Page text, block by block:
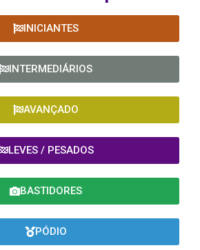
INICIANTES
INTERMEDIÁRIOS
AVANÇADO
LEVES / PESADOS
BASTIDORES
PÓDIO